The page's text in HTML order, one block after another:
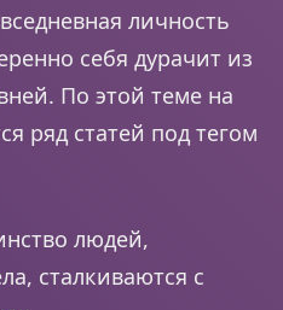
личность
себя дурачит из
По этой теме на
ряд статей под тегом
людей,
сталкиваются с